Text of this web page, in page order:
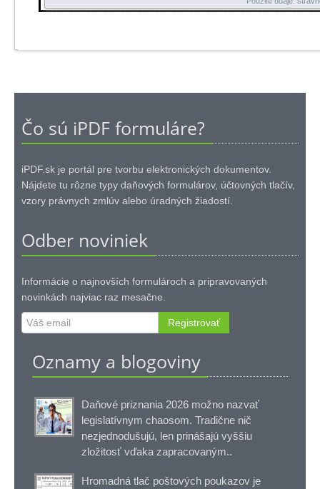
Čo sú iPDF formuláre?
iPDF.sk je portál pre tvorbu elektronických dokumentov.
Nájdete tu rôzne typy daňových formulárov, účtovných tlačív,
vzory právnych zmlúv alebo úradných žiadostí.
Odber noviniek
Informácie o najnovších formulároch a pripravovaných
novinkách najviac raz mesačne.
Registrovať
Oznamy a blogoviny
Daňové priznania 2026 možno nazvať
legislatívnym chaosom. Tradične nič
nezjednodušujú, len prinášajú vyššiu
zložitosť vďaka zapracovaným..
Hromadná tlač poštových poukazov je